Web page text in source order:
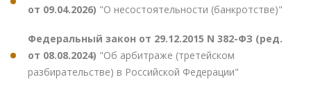
от 09.04.2026) "О несостоятельности (банкротстве)"
Федеральный закон от 29.12.2015 N 382-ФЗ (ред.
от 08.08.2024) "Об арбитраже (третейском
разбирательстве) в Российской Федерации"